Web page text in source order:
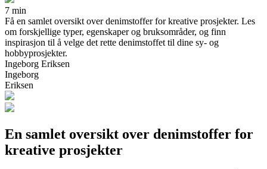
7 min
Få en samlet oversikt over denimstoffer for kreative prosjekter. Les
om forskjellige typer, egenskaper og bruksområder, og finn
inspirasjon til å velge det rette denimstoffet til dine sy- og
hobbyprosjekter.
Ingeborg Eriksen
Ingeborg
Eriksen
En samlet oversikt over denimstoffer for
kreative prosjekter